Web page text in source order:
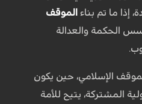
إذا ما تم بناء الموقف
الحكمة والعدالة
الإسلامي، حين يكون
المشتركة، يتيح للأمة